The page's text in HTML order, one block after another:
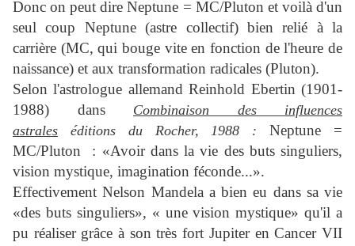
Donc on peut dire Neptune = MC/Pluton et voilà d'un
seul coup Neptune (astre collectif) bien relié à la
carrière (MC, qui bouge vite en fonction de l'heure de
naissance) et aux transformation radicales (Pluton).
Selon l'astrologue allemand Reinhold Ebertin (1901-
1988) dans Combinaison des influences
astrales éditions du Rocher, 1988 :
Neptune =
MC/Pluton : «Avoir dans la vie des buts singuliers,
vision mystique, imagination féconde...».
Effectivement Nelson Mandela a bien eu dans sa vie
«des buts singuliers», « une vision mystique» qu'il a
pu réaliser grâce à son très fort Jupiter en Cancer VII